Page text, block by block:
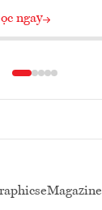
ngay
eMagazine